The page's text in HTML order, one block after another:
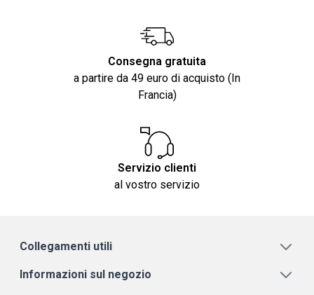
Consegna gratuita
a partire da 49 euro di acquisto (In
Francia)
Servizio clienti
al vostro servizio
Collegamenti utili
Informazioni sul negozio